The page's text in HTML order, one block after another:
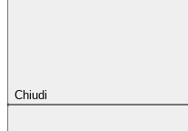
Chiudi